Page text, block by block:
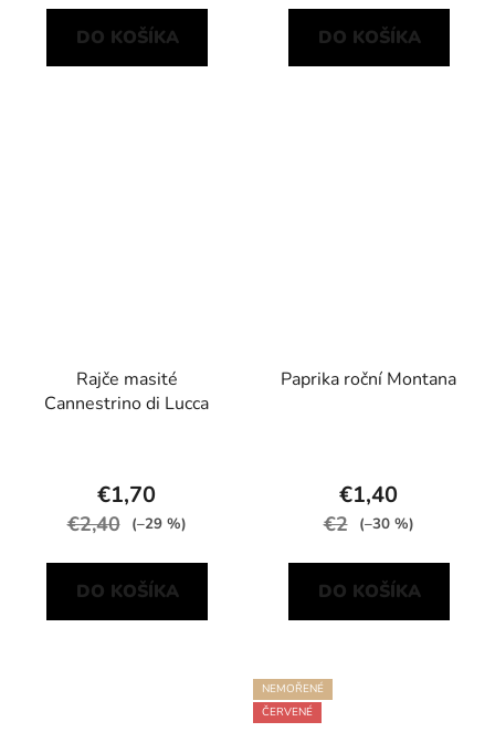
DO KOŠÍKA DO KOŠÍKA
Rajče masité
Cannestrino di Lucca
€1,70
€2,40 (–29 %)
DO KOŠÍKA
Paprika roční Montana
€1,40
€2 (–30 %)
DO KOŠÍKA
NEMOŘENÉ
ČERVENÉ